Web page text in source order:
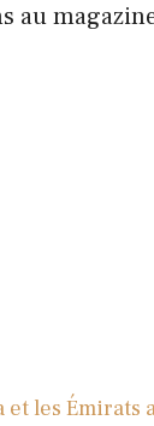
au
et les Émirats